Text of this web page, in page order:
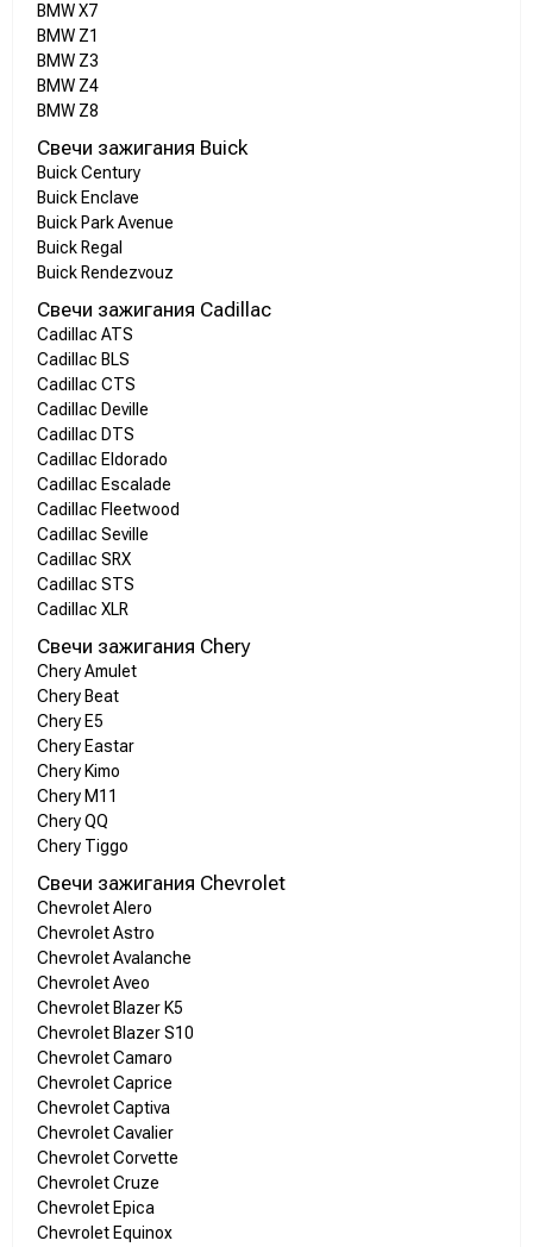
BMW X7
BMW Z1
BMW Z3
BMW Z4
BMW Z8
Свечи зажигания Buick
Buick Century
Buick Enclave
Buick Park Avenue
Buick Regal
Buick Rendezvouz
Свечи зажигания Cadillac
Cadillac ATS
Cadillac BLS
Cadillac CTS
Cadillac Deville
Cadillac DTS
Cadillac Eldorado
Cadillac Escalade
Cadillac Fleetwood
Cadillac Seville
Cadillac SRX
Cadillac STS
Cadillac XLR
Свечи зажигания Chery
Chery Amulet
Chery Beat
Chery E5
Chery Eastar
Chery Kimo
Chery M11
Chery QQ
Chery Tiggo
Свечи зажигания Chevrolet
Chevrolet Alero
Chevrolet Astro
Chevrolet Avalanche
Chevrolet Aveo
Chevrolet Blazer K5
Chevrolet Blazer S10
Chevrolet Camaro
Chevrolet Caprice
Chevrolet Captiva
Chevrolet Cavalier
Chevrolet Corvette
Chevrolet Cruze
Chevrolet Epica
Chevrolet Equinox